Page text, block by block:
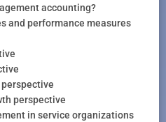
accounting?
and performance measures
perspective
in service organizations